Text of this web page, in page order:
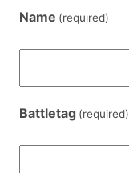
Name (required)
Battletag (required)